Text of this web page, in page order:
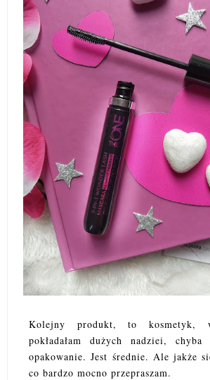
Kolejny produkt, to kosmetyk,
pokładałam dużych nadziei,
opakowanie. Jest średnie. Ale jakże
co bardzo mocno przepraszam.